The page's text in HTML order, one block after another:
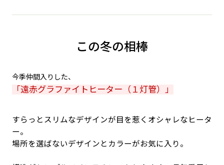
この冬の相棒
今季仲間入りした、
「遠赤グラファイトヒーター（１灯管）」
すらっとスリムなデザインが目を惹くオシャレなヒータ
ー。
場所を選ばないデザインとカラーがお気に入り。